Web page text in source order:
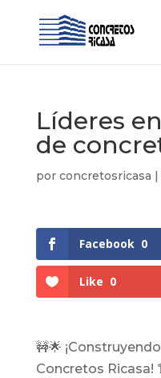
Líderes
de
por concretosricasa |
Facebook 0
Like 0
🚧🌟
Concretos Ricasa!